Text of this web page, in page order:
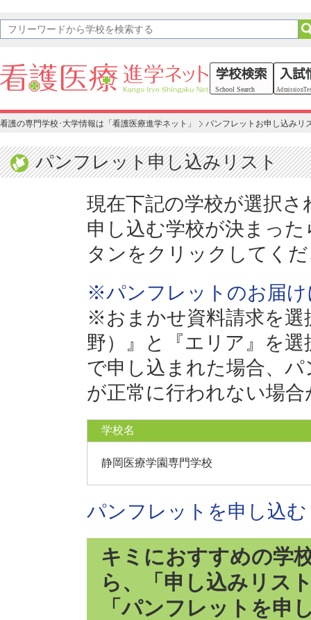
看護の専門学校･大学情報は「看護医療進学ネット」 パンフレットお申し込みリ
パンフレット申し込みリスト
現在下記の学校が選択さ
申し込む学校が決まっ
タンをクリックしてく
※パンフレットのお届け
※おまかせ資料請求を選
野）』と『エリア』を
で申し込まれた場合、
が正常に行われない場
学校名
静岡医療学園専門学校
パンフレットを申し込む
キミにおすすめの学
ら、「申し込みリス
「パンフレットを申